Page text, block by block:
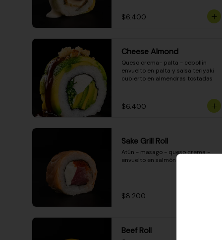
$6.400
Cheese Almond
Queso crema- palta - cebollín
envuelto en palta y salsa teriyaki
cubierto en almendras tostadas
$6.400
Sake Grill Roll
Atún - masago - queso crema -
envuelto en salmón gratinado
$8.200
Beef Roll